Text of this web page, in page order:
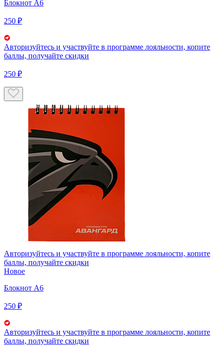
Блокнот А6
250 ₽
Авторизуйтесь и участвуйте в программе лояльности, копите
баллы, получайте скидки
250 ₽
Авторизуйтесь и участвуйте в программе лояльности, копите
баллы, получайте скидки
Новое
Блокнот А6
250 ₽
Авторизуйтесь и участвуйте в программе лояльности, копите
баллы, получайте скидки